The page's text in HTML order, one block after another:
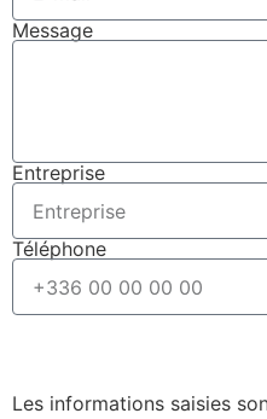
Message
Entreprise
Téléphone
Les informations saisies